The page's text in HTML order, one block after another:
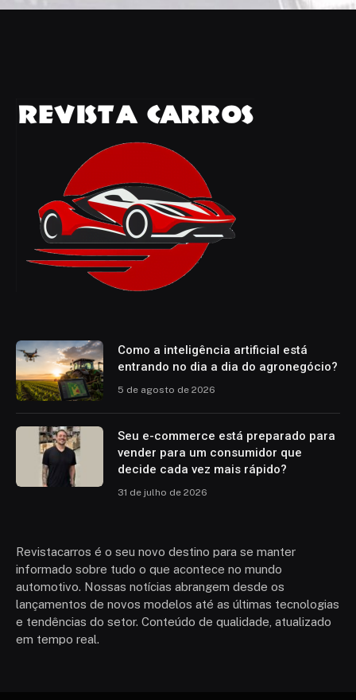
Como a inteligência artificial está
entrando no dia a dia do agronegócio?
5 de agosto de 2026
Seu e-commerce está preparado para
vender para um consumidor que
decide cada vez mais rápido?
31 de julho de 2026
Revistacarros é o seu novo destino para se manter
informado sobre tudo o que acontece no mundo
automotivo. Nossas notícias abrangem desde os
lançamentos de novos modelos até as últimas tecnologias
e tendências do setor. Conteúdo de qualidade, atualizado
em tempo real.